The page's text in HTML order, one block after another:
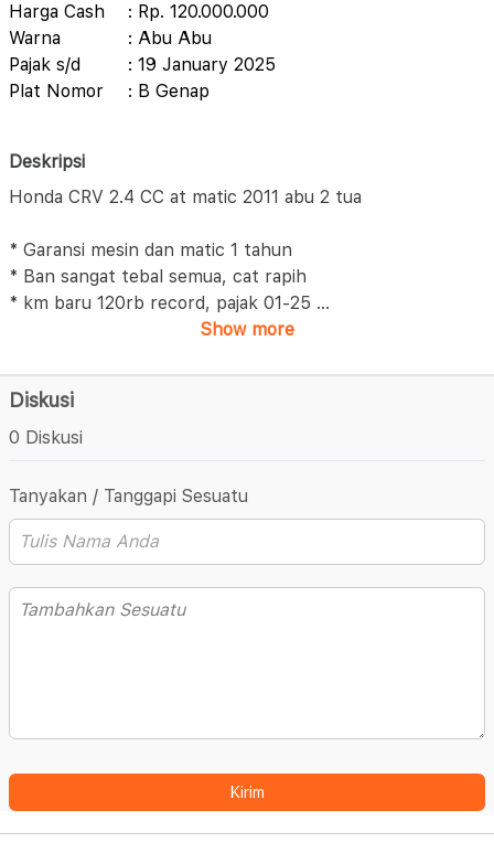
Harga Cash
: Rp. 120.000.000
Warna
: Abu Abu
Pajak s/d
: 19 January 2025
Plat Nomor
: B Genap
Deskripsi
Honda CRV 2.4 CC at matic 2011 abu 2 tua
* Garansi mesin dan matic 1 tahun
* Ban sangat tebal semua, cat rapih
* km baru 120rb record, pajak 01-25 ...
Show more
Diskusi
0 Diskusi
Tanyakan / Tanggapi Sesuatu
Kirim